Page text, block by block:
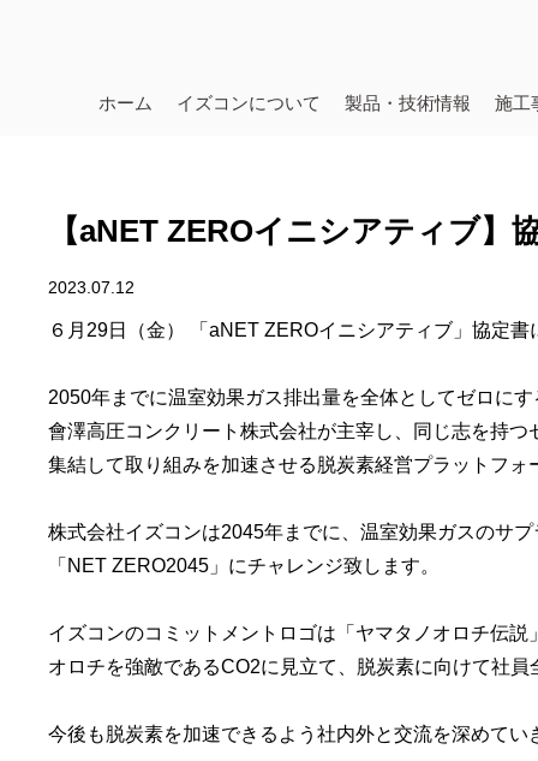
ホーム イズコンについて 製品・技術情報 施工
【aNET ZEROイニシアティブ】
2023.07.12
６月29日（金） 「aNET ZEROイニシアティブ」協定
2050年までに温室効果ガス排出量を全体としてゼロに
會澤高圧コンクリート株式会社が主宰し、同じ志を持
集結して取り組みを加速させる脱炭素経営プラットフォ
株式会社イズコンは2045年までに、温室効果ガスのサ
「NET ZERO2045」にチャレンジ致します。
イズコンのコミットメントロゴは「ヤマタノオロチ伝
オロチを強敵であるCO2に見立て、脱炭素に向けて社
今後も脱炭素を加速できるよう社内外と交流を深めてい